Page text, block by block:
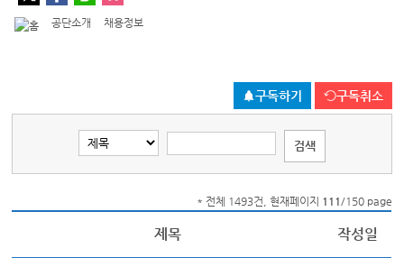
공단소개 채용정보
구독하기 구독취소
* 전체 1493건, 현재페이지 111/150 page
제목 작성일